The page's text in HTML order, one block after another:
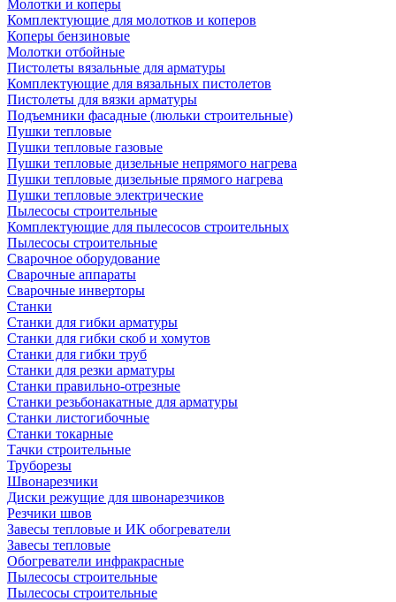
Молотки и коперы
Комплектующие для молотков и коперов
Коперы бензиновые
Молотки отбойные
Пистолеты вязальные для арматуры
Комплектующие для вязальных пистолетов
Пистолеты для вязки арматуры
Подъемники фасадные (люльки строительные)
Пушки тепловые
Пушки тепловые газовые
Пушки тепловые дизельные непрямого нагрева
Пушки тепловые дизельные прямого нагрева
Пушки тепловые электрические
Пылесосы строительные
Комплектующие для пылесосов строительных
Пылесосы строительные
Сварочное оборудование
Сварочные аппараты
Сварочные инверторы
Станки
Станки для гибки арматуры
Станки для гибки скоб и хомутов
Станки для гибки труб
Станки для резки арматуры
Станки правильно-отрезные
Станки резьбонакатные для арматуры
Станки листогибочные
Станки токарные
Тачки строительные
Труборезы
Швонарезчики
Диски режущие для швонарезчиков
Резчики швов
Завесы тепловые и ИК обогреватели
Завесы тепловые
Обогреватели инфракрасные
Пылесосы строительные
Пылесосы строительные